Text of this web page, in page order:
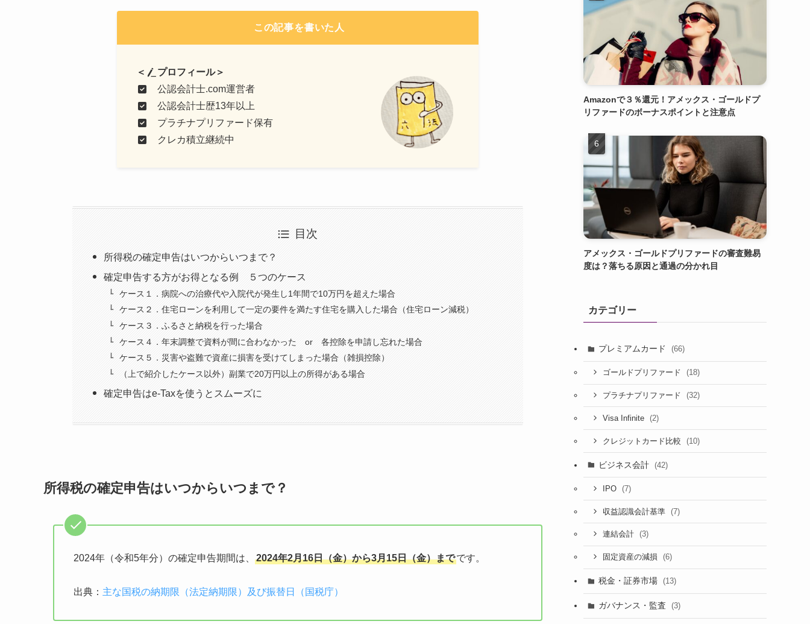
この記事を書いた人
＜
プロフィール＞
公認会計士.com運営者
公認会計士歴13年以上
プラチナプリファード保有
クレカ積立継続中
目次
所得税の確定申告はいつからいつまで？
確定申告する方がお得となる例 ５つのケース
ケース１．病院への治療代や入院代が発生し1年間で10万円を超えた場合
ケース２．住宅ローンを利用して一定の要件を満たす住宅を購入した場合（住宅ローン減税）
ケース３．ふるさと納税を行った場合
ケース４．年末調整で資料が間に合わなかった or 各控除を申請し忘れた場合
ケース５．災害や盗難で資産に損害を受けてしまった場合（雑損控除）
（上で紹介したケース以外）副業で20万円以上の所得がある場合
確定申告はe-Taxを使うとスムーズに
所得税の確定申告はいつからいつまで？
2024年（令和5年分）の確定申告期間は、 2024年2月16日（金）から3月15日（金）までです。
出典： 主な国税の納期限（法定納期限）及び振替日（国税庁）
Amazonで３％還元！アメックス・ゴールドプ
リファードのボーナスポイントと注意点
アメックス・ゴールドプリファードの審査難易
度は？落ちる原因と通過の分かれ目
カテゴリー
プレミアムカード (66)
ゴールドプリファード (18)
プラチナプリファード (32)
Visa Infinite (2)
クレジットカード比較 (10)
ビジネス会計 (42)
IPO (7)
収益認識会計基準 (7)
連結会計 (3)
固定資産の減損 (6)
税金・証券市場 (13)
ガバナンス・監査 (3)